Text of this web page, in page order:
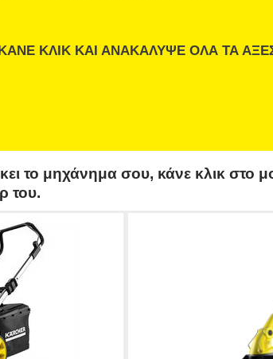
ΚΛΙΚ ΚΑΙ ΑΝΑΚΑΛΥΨΕ ΟΛΑ ΤΑ
το μηχάνημα σου, κάνε κλικ στο
του.